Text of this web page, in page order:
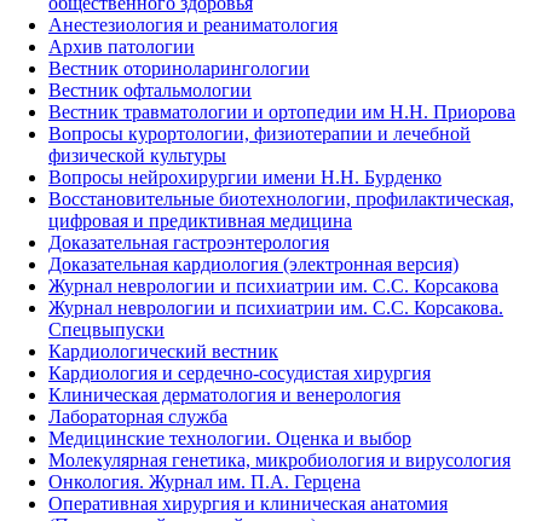
Анестезиология и реаниматология
Архив патологии
Вестник оториноларингологии
Вестник офтальмологии
Вестник травматологии и ортопедии им Н.Н. Приорова
Вопросы курортологии, физиотерапии и лечебной
физической культуры
Вопросы нейрохирургии имени Н.Н. Бурденко
Восстановительные биотехнологии, профилактическая,
цифровая и предиктивная медицина
Доказательная гастроэнтерология
Доказательная кардиология (электронная версия)
Журнал неврологии и психиатрии им. С.С. Корсакова
Журнал неврологии и психиатрии им. С.С. Корсакова.
Спецвыпуски
Кардиологический вестник
Кардиология и сердечно-сосудистая хирургия
Клиническая дерматология и венерология
Лабораторная служба
Медицинские технологии. Оценка и выбор
Молекулярная генетика, микробиология и вирусология
Онкология. Журнал им. П.А. Герцена
Оперативная хирургия и клиническая анатомия